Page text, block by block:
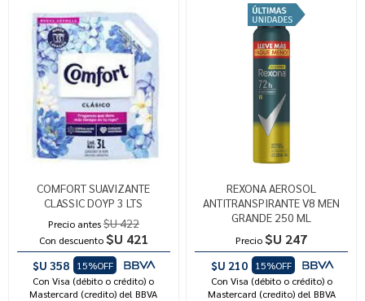
COMFORT SUAVIZANTE
CLASSIC DOYP 3 LTS
Precio antes$U 422
Con descuento $U 421
$U 358
15%OFF
Con Visa (débito o crédito) o
Mastercard (credito) del BBVA
REXONA AEROSOL
ANTITRANSPIRANTE V8 MEN
GRANDE 250 ML
Precio $U 247
$U 210
15%OFF
Con Visa (débito o crédito) o
Mastercard (credito) del BBVA